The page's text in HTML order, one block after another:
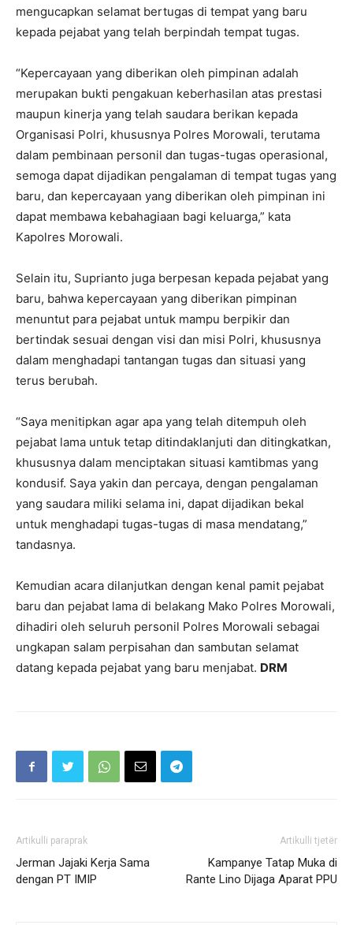
mengucapkan selamat bertugas di tempat yang baru
kepada pejabat yang telah berpindah tempat tugas.
“Kepercayaan yang diberikan oleh pimpinan adalah
merupakan bukti pengakuan keberhasilan atas prestasi
maupun kinerja yang telah saudara berikan kepada
Organisasi Polri, khususnya Polres Morowali, terutama
dalam pembinaan personil dan tugas-tugas operasional,
semoga dapat dijadikan pengalaman di tempat tugas yang
baru, dan kepercayaan yang diberikan oleh pimpinan ini
dapat membawa kebahagiaan bagi keluarga,” kata
Kapolres Morowali.
Selain itu, Suprianto juga berpesan kepada pejabat yang
baru, bahwa kepercayaan yang diberikan pimpinan
menuntut para pejabat untuk mampu berpikir dan
bertindak sesuai dengan visi dan misi Polri, khususnya
dalam menghadapi tantangan tugas dan situasi yang
terus berubah.
“Saya menitipkan agar apa yang telah ditempuh oleh
pejabat lama untuk tetap ditindaklanjuti dan ditingkatkan,
khususnya dalam menciptakan situasi kamtibmas yang
kondusif. Saya yakin dan percaya, dengan pengalaman
yang saudara miliki selama ini, dapat dijadikan bekal
untuk menghadapi tugas-tugas di masa mendatang,”
tandasnya.
Kemudian acara dilanjutkan dengan kenal pamit pejabat
baru dan pejabat lama di belakang Mako Polres Morowali,
dihadiri oleh seluruh personil Polres Morowali sebagai
ungkapan salam perpisahan dan sambutan selamat
datang kepada pejabat yang baru menjabat. DRM
Artikulli paraprak
Jerman Jajaki Kerja Sama
dengan PT IMIP
Artikulli tjetër
Kampanye Tatap Muka di
Rante Lino Dijaga Aparat PPU